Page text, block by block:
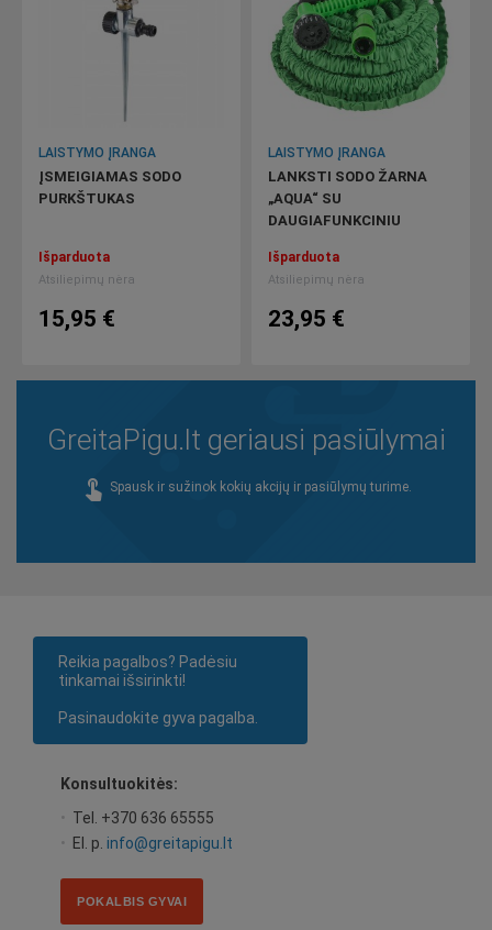
LAISTYMO ĮRANGA
ĮSMEIGIAMAS SODO
PURKŠTUKAS
Išparduota
Atsiliepimų nėra
15,95 €
LAISTYMO ĮRANGA
LANKSTI SODO ŽARNA
„AQUA“ SU
DAUGIAFUNKCINIU
Išparduota
Atsiliepimų nėra
23,95 €
GreitaPigu.lt geriausi pasiūlymai
touch_app Spausk ir sužinok kokių akcijų ir pasiūlymų turime.
Reikia pagalbos? Padėsiu
tinkamai išsirinkti!
Pasinaudokite gyva pagalba.
Konsultuokitės:
• Tel. +370 636 65555
•
El. p. info@greitapigu.lt
POKALBIS GYVAI